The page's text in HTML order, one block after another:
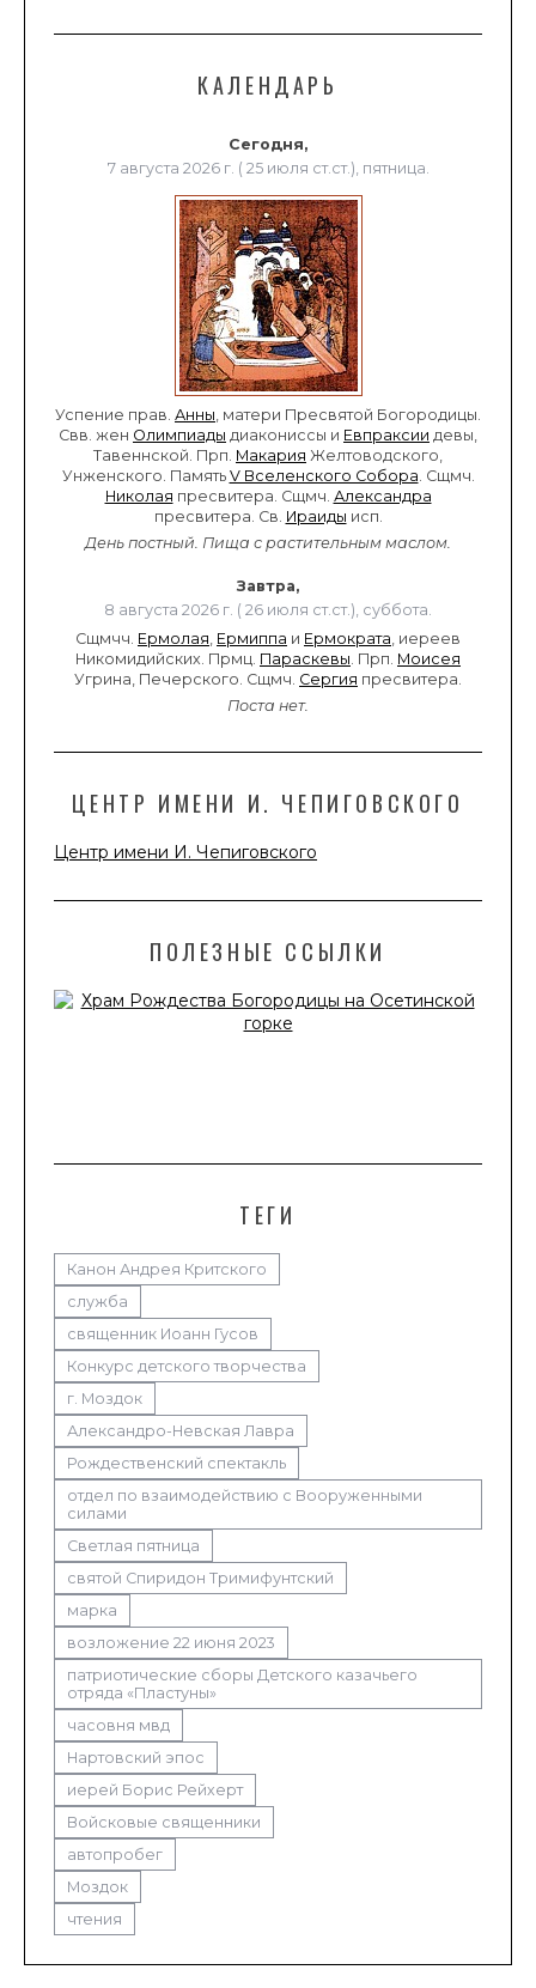
КАЛЕНДАРЬ
Сегодня,
7 августа 2026 г. ( 25 июля ст.ст.), пятница.
Успение прав. Анны , матери Пресвятой Богородицы.
Свв. жен Олимпиады диакониссы и Евпраксии девы,
Тавеннской. Прп. Макария Желтоводского,
Унженского. Память V Вселенского Собора . Сщмч.
Николая пресвитера. Сщмч. Александра
пресвитера. Св. Ираиды исп.
День постный. Пища с растительным маслом.
Завтра,
8 августа 2026 г. ( 26 июля ст.ст.), суббота.
Сщмчч. Ермолая Ермиппа и Ермократа , иереев
Никомидийских. Прмц. Параскевы . Прп. Моисея
Угрина, Печерского. Сщмч. Сергия пресвитера.
Поста нет.
ЦЕНТР ИМЕНИ И. ЧЕПИГОВСКОГО
Центр имени И. Чепиговского
ПОЛЕЗНЫЕ ССЫЛКИ
ТЕГИ
Канон Андрея Критского
служба
священник Иоанн Гусов
Конкурс детского творчества
г. Моздок
Александро-Невская Лавра
Рождественский спектакль
отдел по взаимодействию с Вооруженными
силами
Светлая пятница
святой Спиридон Тримифунтский
марка
возложение 22 июня 2023
патриотические сборы Детского казачьего
отряда «Пластуны»
часовня мвд
Нартовский эпос
иерей Борис Рейхерт
Войсковые священники
автопробег
Моздок
чтения